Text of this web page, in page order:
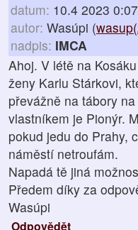
datum: 10.4 2023 0:07
autor: Wasúpi (
nadpis: IMCA
Ahoj. V létě na
ženy Karlu Stárkovi,
převážně na tábory
vlastníkem je Pionýr.
pokud jedu do Prahy,
náměstí netroufám.
Napadá tě jiná
Předem díky za
Wasúpi
Odpovědět